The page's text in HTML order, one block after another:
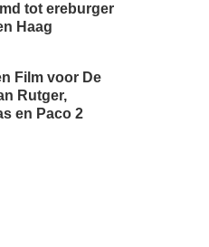
tot ereburger
Haag
Film voor De
Rutger,
en Paco 2